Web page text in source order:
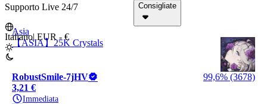
Supporto Live 24/7
Italiano| EUR - €
Consigliate
Asia
【ASIA】25K Crystals
RobustSmile-7jHV
99,6% (3678)
3,21 €
Immediata